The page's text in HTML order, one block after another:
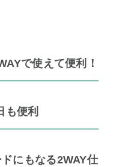
で使えて便利！
も便利
にもなる2WAY仕